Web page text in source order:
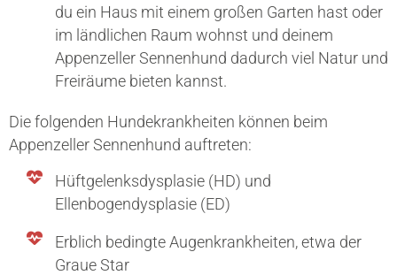
du ein Haus mit einem großen Garten hast oder
im ländlichen Raum wohnst und deinem
Appenzeller Sennenhund dadurch viel Natur und
Freiräume bieten kannst.
Die folgenden Hundekrankheiten können beim
Appenzeller Sennenhund auftreten:
Hüftgelenksdysplasie (HD) und
Ellenbogendysplasie (ED)
Erblich bedingte Augenkrankheiten, etwa der
Graue Star